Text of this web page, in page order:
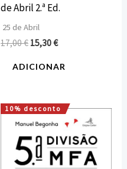
de Abril 2.ª Ed.
25 de Abril
17,00€ 15,30€
ADICIONAR
10% desconto
O
preço
original
era:
16,00 €.
O
preço
atual
é:
14,40 €.